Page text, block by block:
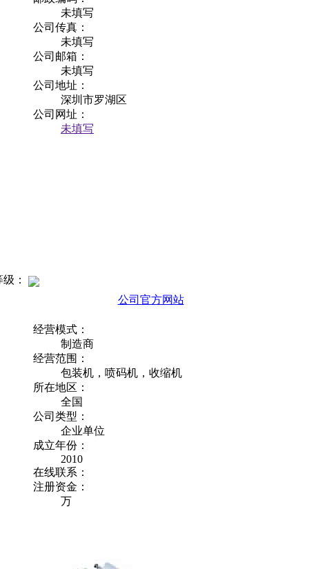
未填写
公司传真：
未填写
公司邮箱：
未填写
公司地址：
深圳市罗湖区
公司网址：
未填写
：
公司官方网站
经营模式：
制造商
经营范围：
包装机，喷码机，收缩机
所在地区：
全国
公司类型：
企业单位
成立年份：
2010
在线联系：
注册资金：
万